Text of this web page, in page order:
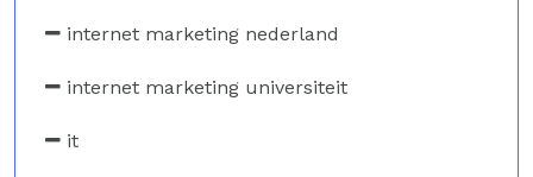
internet marketing nederland
internet marketing universiteit
it